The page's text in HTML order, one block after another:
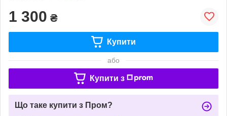
1 300 ₴
Купити
або
Купити з
Що таке купити з Пром?